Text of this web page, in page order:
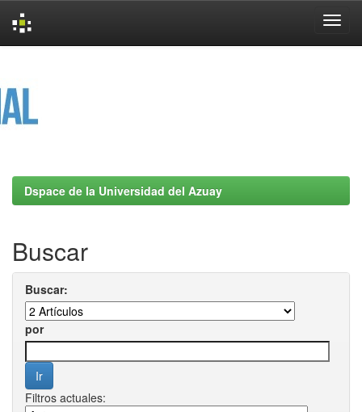
Dspace de la Universidad del Azuay
Buscar
Buscar:
por
Filtros actuales: